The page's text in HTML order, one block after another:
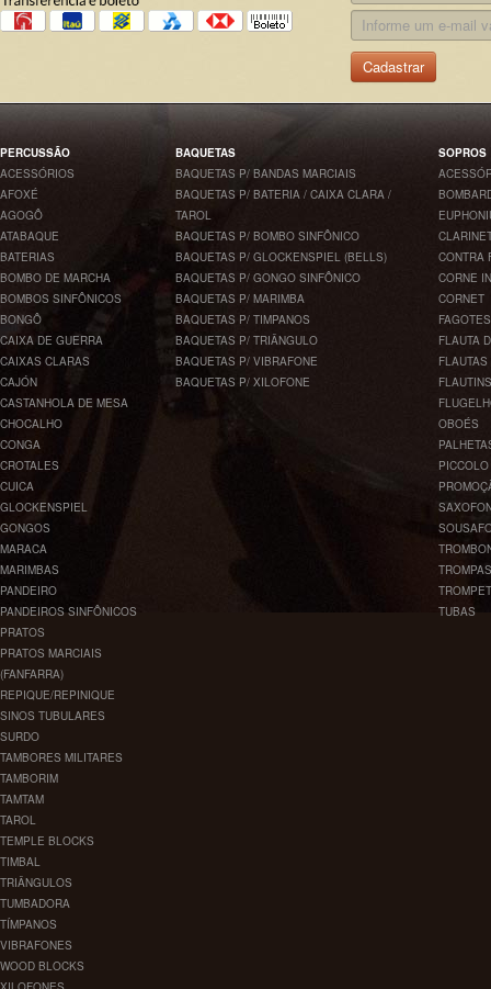
Cadastrar
PERCUSSÃO
ACESSÓRIOS
AFOXÉ
AGOGÔ
ATABAQUE
BATERIAS
BOMBO DE MARCHA
BOMBOS SINFÔNICOS
BONGÔ
CAIXA DE GUERRA
CAIXAS CLARAS
CAJÓN
CASTANHOLA DE MESA
CHOCALHO
CONGA
CROTALES
CUICA
GLOCKENSPIEL
GONGOS
MARACA
MARIMBAS
PANDEIRO
PANDEIROS SINFÔNICOS
PRATOS
PRATOS MARCIAIS
(FANFARRA)
REPIQUE/REPINIQUE
SINOS TUBULARES
SURDO
TAMBORES MILITARES
TAMBORIM
TAMTAM
TAROL
TEMPLE BLOCKS
TIMBAL
TRIÂNGULOS
TUMBADORA
TÍMPANOS
VIBRAFONES
WOOD BLOCKS
BAQUETAS
BAQUETAS P/ BANDAS MARCIAIS
BAQUETAS P/ BATERIA / CAIXA CLARA /
TAROL
BAQUETAS P/ BOMBO SINFÔNICO
BAQUETAS P/ GLOCKENSPIEL (BELLS)
BAQUETAS P/ GONGO SINFÔNICO
BAQUETAS P/ MARIMBA
BAQUETAS P/ TIMPANOS
BAQUETAS P/ TRIÂNGULO
BAQUETAS P/ VIBRAFONE
BAQUETAS P/ XILOFONE
SOPROS
CONTRA
CORNE
CORNET
FAGOTES
FLAUTA
FLAUTAS
FLAUTINS
OBOÉS
TROMPAS
TUBAS